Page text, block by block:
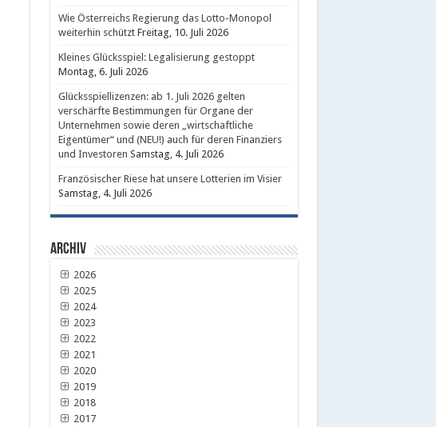
Wie Österreichs Regierung das Lotto-Monopol
weiterhin schützt Freitag, 10. Juli 2026
Kleines Glücksspiel: Legalisierung gestoppt
Montag, 6. Juli 2026
Glücksspiellizenzen: ab 1. Juli 2026 gelten
verschärfte Bestimmungen für Organe der
Unternehmen sowie deren „wirtschaftliche
Eigentümer“ und (NEU!) auch für deren Finanziers
und Investoren Samstag, 4. Juli 2026
Französischer Riese hat unsere Lotterien im Visier
Samstag, 4. Juli 2026
Archiv
2026
2025
2024
2023
2022
2021
2020
2019
2018
2017